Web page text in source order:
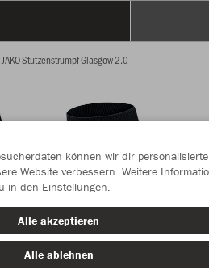
JAKO Stutzenstrumpf Glasgow 2.0
können wir dir personalisierte
Website verbessern. Weitere
in den Einstellungen.
Alle akzeptieren
Alle ablehnen